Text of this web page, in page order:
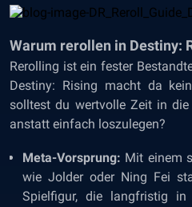
Warum rerollen in Destiny:
Rerolling ist ein fester
Destiny: Rising macht da
solltest du wertvolle Zeit in die
anstatt einfach loszulegen?
Meta-Vorsprung: Mit einem
wie Jolder oder Ning Fei
Spielfigur, die langfristig